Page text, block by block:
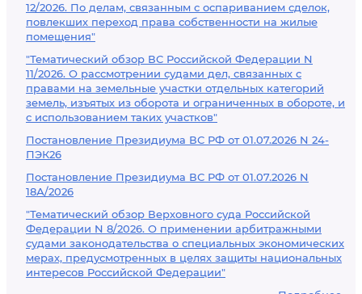
12/2026. По делам, связанным с оспариванием сделок,
повлекших переход права собственности на жилые
помещения"
"Тематический обзор ВС Российской Федерации N
11/2026. О рассмотрении судами дел, связанных с
правами на земельные участки отдельных категорий
земель, изъятых из оборота и ограниченных в обороте, и
с использованием таких участков"
Постановление Президиума ВС РФ от 01.07.2026 N 24-
ПЭК26
Постановление Президиума ВС РФ от 01.07.2026 N
18А/2026
"Тематический обзор Верховного суда Российской
Федерации N 8/2026. О применении арбитражными
судами законодательства о специальных экономических
мерах, предусмотренных в целях защиты национальных
интересов Российской Федерации"